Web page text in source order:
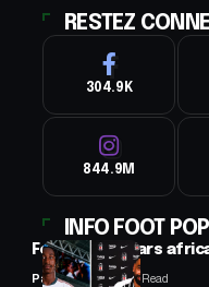
RESTEZ
304.9K
844.9M
INFO FOOT
Football : 2 stars
Panafrofoot2 Min Read